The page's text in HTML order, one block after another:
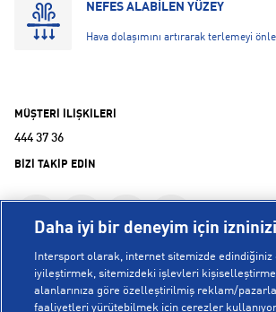
NEFES ALABİLEN YÜZEY
Hava dolaşımını artırarak terlemeyi
MÜŞTERİ İLİŞKİLERİ
444 37 36
BİZİ TAKİP EDİN
KURUMSAL
Daha iyi bir deneyim için
Intersport olarak, internet sitemizde edindiğiniz
iyileştirmek, sitemizdeki işlevleri
alanlarınıza göre özelleştirilmiş reklam/
faaliyetleri yürütebilmek için çerezler